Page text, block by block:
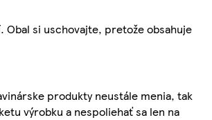
si uschovajte, pretože obsahuje
produkty neustále menia, tak
výrobku a nespoliehať sa len na